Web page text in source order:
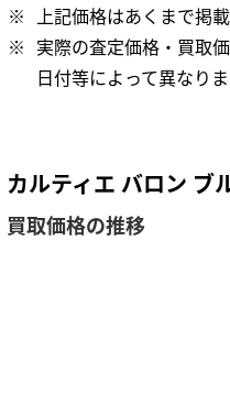
上記価格はあくまで掲
実際の査定価格・買取
日付等によって異なり
カルティエ バロン ブ
買取価格の推移